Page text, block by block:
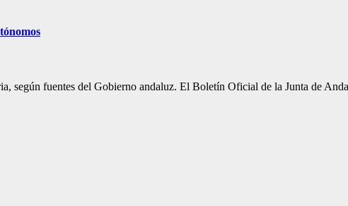
según fuentes del Gobierno andaluz. El Boletín Oficial de la Junta de